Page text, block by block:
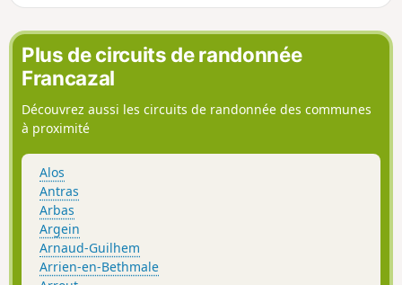
Plus de circuits de randonnée
Francazal
Découvrez aussi les circuits de randonnée des communes
à proximité
Alos
Antras
Arbas
Argein
Arnaud-Guilhem
Arrien-en-Bethmale